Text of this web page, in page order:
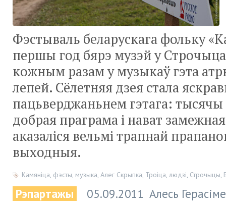
Фэстываль беларускага фольку
першы год бярэ музэй у
кожным разам у музыкаў гэта
лепей. Сёлетняя дзея стала
пацьверджаньнем гэтага: тысячы
добрая праграма і нават
аказаліся вельмі трапнай
выходныя.
Камяніца фэсты музыка Алег Скрыпка Троіца людзі Строчыцы
Рэпартажы 05.09.2011 Алесь